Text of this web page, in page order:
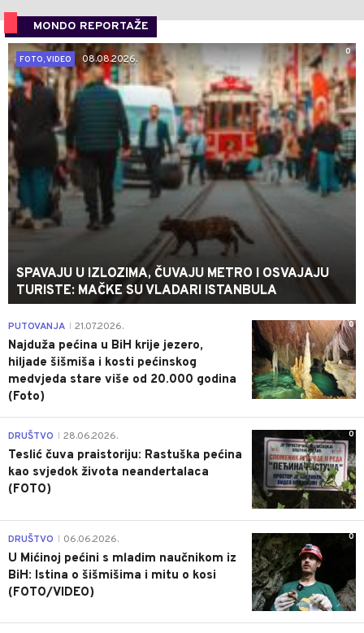
MONDO REPORTAŽE
0
FOTO, VIDEO
08.08.2026.
SPAVAJU U IZLOZIMA, ČUVAJU METRO I OSVAJAJU
TURISTE: MAČKE SU VLADARI ISTANBULA
0
PUTOVANJA 21.07.2026.
Najduža pećina u BiH krije jezero,
hiljade šišmiša i kosti pećinskog
medvjeda stare više od 20.000 godina
(Foto)
0
DRUŠTVO 28.06.2026.
Teslić čuva praistoriju: Rastuška pećina
kao svjedok života neandertalaca
(FOTO)
0
DRUŠTVO 06.06.2026.
U Mićinoj pećini s mladim naučnikom iz
BiH: Istina o šišmišima i mitu o kosi
(FOTO/VIDEO)